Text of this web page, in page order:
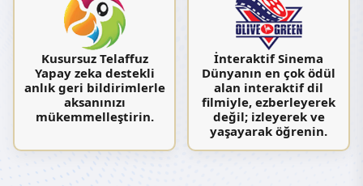
Kusursuz Telaffuz
Yapay zeka destekli
anlık geri bildirimlerle
aksanınızı
mükemmelleştirin.
İnteraktif Sinema
Dünyanın en çok ödül
alan interaktif dil
filmiyle, ezberleyerek
değil; izleyerek ve
yaşayarak öğrenin.